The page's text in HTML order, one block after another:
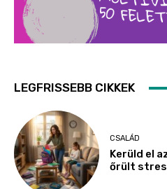
LEGFRISSEBB CIKKEK
CSALÁD
Kerüld el
őrült